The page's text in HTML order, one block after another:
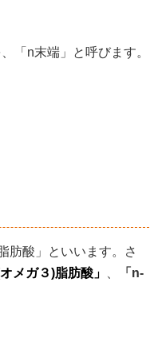
「n末端」と呼びます。
肪酸」といいます。さ
メガ３)脂肪酸」
「n-